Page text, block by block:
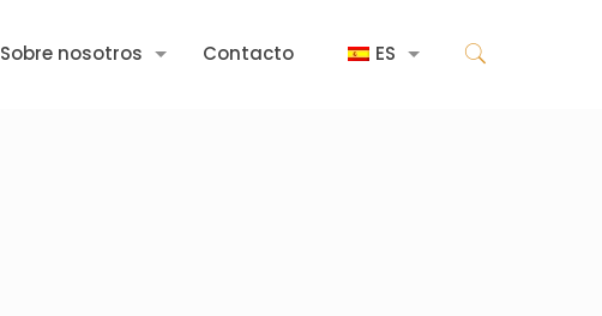
Sobre nosotros Contacto ES